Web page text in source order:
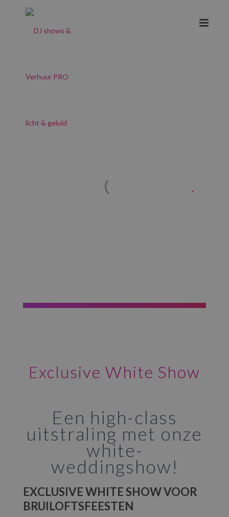
Exclusive white show .
Exclusive White Show
Een high-class
uitstraling met onze
white-
weddingshow!
EXCLUSIVE WHITE SHOW VOOR
BRUILOFTSFEESTEN